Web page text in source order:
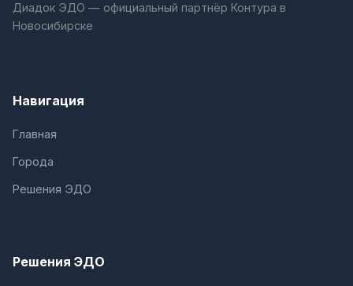
Диадок ЭДО — официальный партнёр Контура в
Новосибирске
Навигация
Главная
Города
Решения ЭДО
Решения ЭДО